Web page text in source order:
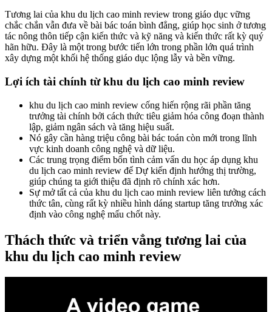
Tương lai của khu du lịch cao minh review trong giáo dục vững
chắc chắn vẫn đưa về bài bác toán bình đẳng, giúp học sinh ở tương
tác nông thôn tiếp cận kiến thức và kỹ năng và kiến thức rất kỳ quý
hãn hữu. Đây là một trong bước tiến lớn trong phần lớn quá trình
xây dựng một khối hệ thống giáo dục lộng lẫy và bền vững.
Lợi ích tài chính từ khu du lịch cao minh review
khu du lịch cao minh review cống hiến rộng rãi phần tăng
trưởng tài chính bởi cách thức tiêu giảm hóa công đoạn thành
lập, giảm ngân sách và tăng hiệu suất.
Nó gây cần hàng triệu công bài bác toán còn mới trong lĩnh
vực kinh doanh công nghệ và dữ liệu.
Các trung trọng điểm bốn tình cảm vấn du học áp dụng khu
du lịch cao minh review để Dự kiến định hướng thị trường,
giúp chúng ta giới thiệu đã định rõ chính xác hơn.
Sự mở tất cả của khu du lịch cao minh review liên tưởng cách
thức tân, cùng rất kỳ nhiều hình dáng startup tăng trưởng xác
định vào công nghệ mấu chốt này.
Thách thức và triển vẳng tương lai của
khu du lịch cao minh review